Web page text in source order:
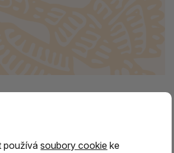
používásoubory cookie ke